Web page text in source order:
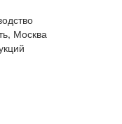
Москва